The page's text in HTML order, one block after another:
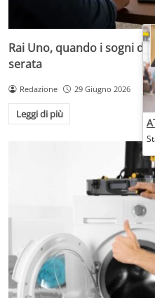
Rai Uno, quando i sogni
serata
Redazione 29 Giugno 2026
Leggi di più